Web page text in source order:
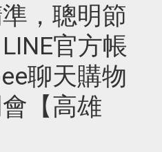
，聰明節
官方帳
聊天購物
【高雄